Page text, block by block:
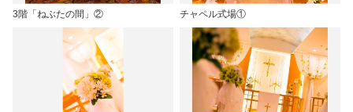
3階「ねぶたの間」② チャペル式場①